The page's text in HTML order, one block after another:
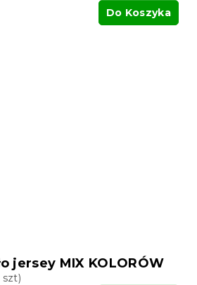
Do Koszyka
jersey MIX KOLORÓW
szt)